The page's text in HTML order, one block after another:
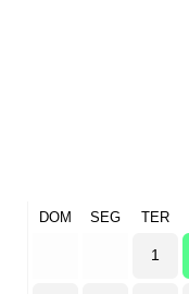
DOM SEG TER
1